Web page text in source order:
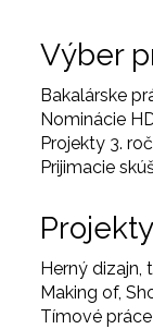
Výber
Bakalárske
Nominácie
Projekty 3.
Prijimacie
Herný dizajn,
Making of,
Tímové práce